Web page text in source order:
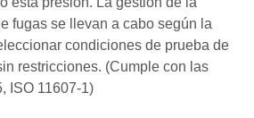
fugas se llevan a cabo según la
condiciones de prueba de
restricciones. (Cumple con las
ISO 11607-1)